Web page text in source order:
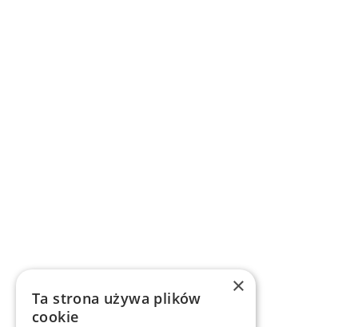
×
Ta strona używa plików
cookie